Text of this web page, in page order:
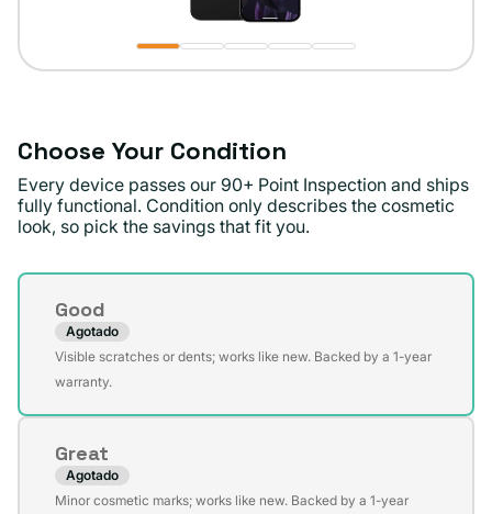
Choose Your Condition
Every device passes our 90+ Point Inspection and ships
fully functional. Condition only describes the cosmetic
look, so pick the savings that fit you.
Condition
Good
Agotado
Variante
agotada
disponible
Visible scratches or dents; works like new. Backed by a 1-year
warranty.
Great
Agotado
Variante
Minor cosmetic marks; works like new. Backed by a 1-year